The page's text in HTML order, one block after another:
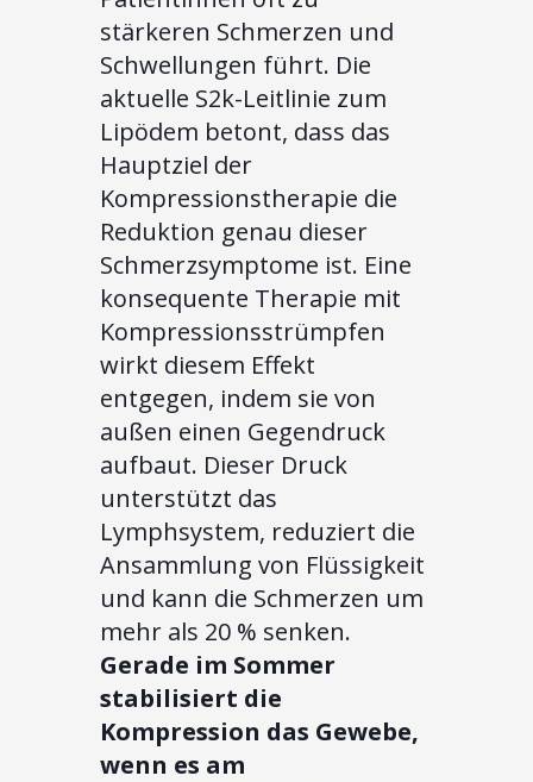
stärkeren Schmerzen und
Schwellungen führt. Die
aktuelle S2k-Leitlinie zum
Lipödem betont, dass das
Hauptziel der
Kompressionstherapie die
Reduktion genau dieser
Schmerzsymptome ist. Eine
konsequente Therapie mit
Kompressionsstrümpfen
wirkt diesem Effekt
entgegen, indem sie von
außen einen Gegendruck
aufbaut. Dieser Druck
unterstützt das
Lymphsystem, reduziert die
Ansammlung von Flüssigkeit
und kann die Schmerzen um
mehr als 20 % senken.
Gerade im Sommer
stabilisiert die
Kompression das Gewebe,
wenn es am